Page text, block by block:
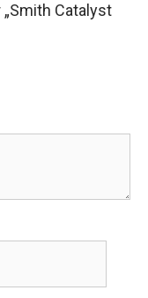
Catalyst